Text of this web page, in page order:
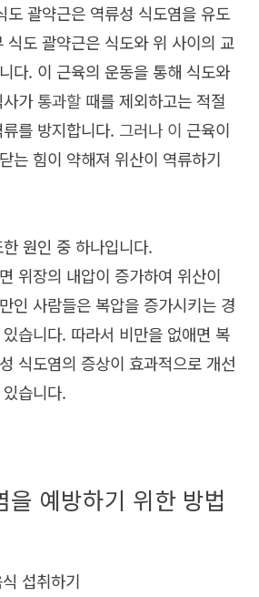
도 괄약근은 역류성 식도염을 유도
식도 괄약근은 식도와 위 사이의 교
다. 이 근육의 운동을 통해 식도와
가 통과할 때를 제외하고는 적절
를 방지합니다. 그러나 이 근육이
는 힘이 약해져 위산이 역류하기
원인 중 하나입니다.
위장의 내압이 증가하여 위산이
인 사람들은 복압을 증가시키는 경
습니다. 따라서 비만을 없애면 복
식도염의 증상이 효과적으로 개선
습니다.
을 예방하기 위한 방법
섭취하기